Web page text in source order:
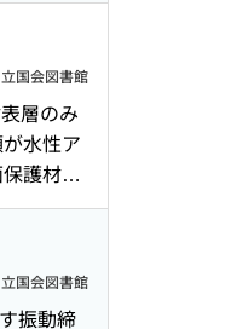
討 埋戻
し事
パネル
測にお
り分割
信技術
例の報
響を考
地震動
荷試
国会図書館
層のみ
水性ア
護材の
ブレー
形性能
の埋戻
法およ
国会図書館
振動締